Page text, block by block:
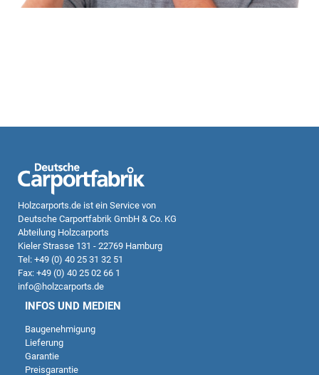
Holzcarports.de ist ein Service von
Deutsche Carportfabrik GmbH & Co. KG
Abteilung Holzcarports
Kieler Strasse 131 - 22769 Hamburg
Tel: +49 (0) 40 25 31 32 51
Fax: +49 (0) 40 25 02 66 1
info@holzcarports.de
INFOS UND MEDIEN
Baugenehmigung
Lieferung
Garantie
Preisgarantie